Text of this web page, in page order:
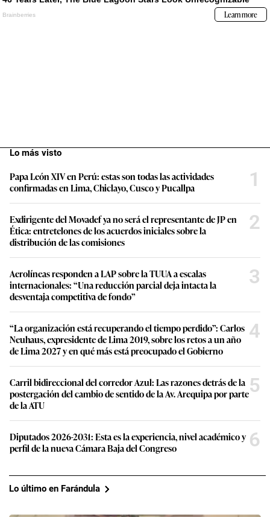
Lo más visto
Papa León XIV en Perú: estas son todas las actividades
confirmadas en Lima, Chiclayo, Cusco y Pucallpa
1
Exdirigente del Movadef ya no será el representante de JP en
Ética: entretelones de los acuerdos iniciales sobre la
distribución de las comisiones
2
Aerolíneas responden a LAP sobre la TUUA a escalas
internacionales: “Una reducción parcial deja intacta la
desventaja competitiva de fondo”
3
“La organización está recuperando el tiempo perdido”: Carlos
Neuhaus, expresidente de Lima 2019, sobre los retos a un año
de Lima 2027 y en qué más está preocupado el Gobierno
4
Carril bidireccional del corredor Azul: Las razones detrás de la
postergación del cambio de sentido de la Av. Arequipa por parte
de la ATU
5
Diputados 2026-2031: Esta es la experiencia, nivel académico y
perfil de la nueva Cámara Baja del Congreso
6
Lo último en Farándula